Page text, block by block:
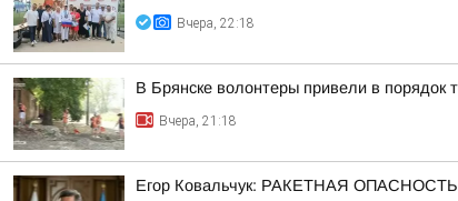
Вчера, 22:18
В Брянске волонтеры привели в
Вчера, 21:18
Егор Ковальчук: РАКЕТНАЯ ОПАСНОСТЬ!